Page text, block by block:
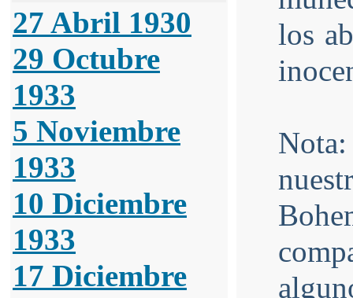
27 Abril 1930
29 Octubre
1933
5 Noviembre
1933
10 Diciembre
1933
17 Diciembre
los